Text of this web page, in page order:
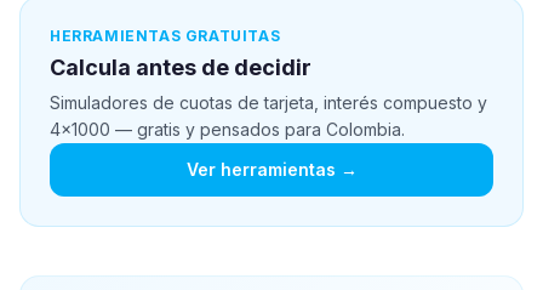
HERRAMIENTAS GRATUITAS
Calcula antes de decidir
Simuladores de cuotas de tarjeta, interés compuesto y
4x1000 — gratis y pensados para Colombia.
Ver herramientas →